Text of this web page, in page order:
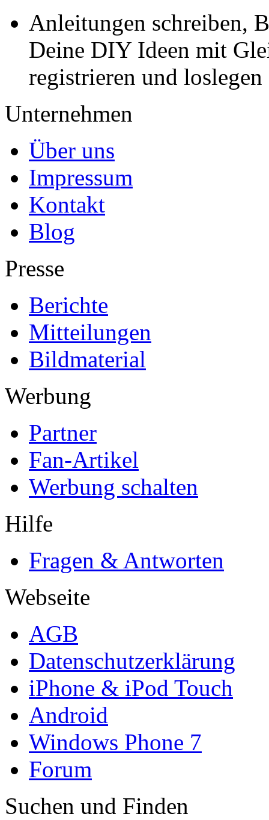
Anleitungen schreiben,
Deine DIY Ideen mit
registrieren und loslegen
Unternehmen
Über uns
Impressum
Kontakt
Blog
Presse
Berichte
Mitteilungen
Bildmaterial
Werbung
Partner
Fan-Artikel
Werbung schalten
Hilfe
Fragen & Antworten
Webseite
AGB
Datenschutzerklärung
iPhone & iPod Touch
Android
Windows Phone 7
Forum
Suchen und Finden